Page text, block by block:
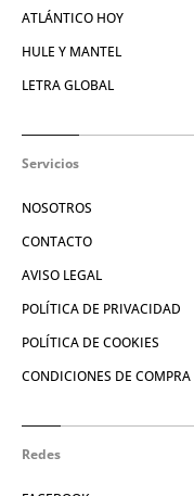
ATLÁNTICO HOY
HULE Y MANTEL
LETRA GLOBAL
Servicios
NOSOTROS
CONTACTO
AVISO LEGAL
POLÍTICA DE PRIVACIDAD
POLÍTICA DE COOKIES
CONDICIONES DE COMPRA
Redes